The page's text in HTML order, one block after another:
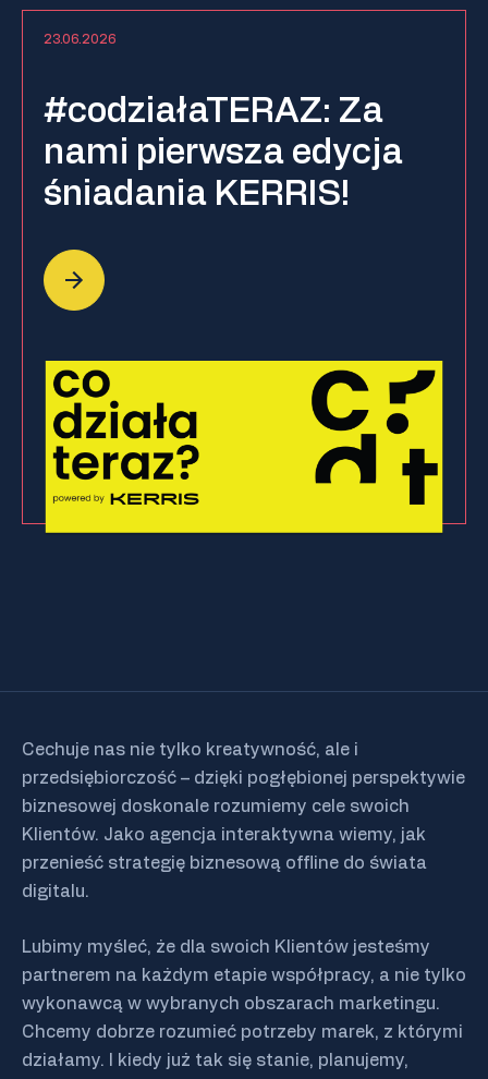
23.06.2026
#codziałaTERAZ: Za
nami pierwsza edycja
śniadania KERRIS!
Cechuje nas nie tylko kreatywność, ale i
przedsiębiorczość – dzięki pogłębionej perspektywie
biznesowej doskonale rozumiemy cele swoich
Klientów. Jako agencja interaktywna wiemy, jak
przenieść strategię biznesową offline do świata
digitalu.
Lubimy myśleć, że dla swoich Klientów jesteśmy
partnerem na każdym etapie współpracy, a nie tylko
wykonawcą w wybranych obszarach marketingu.
Chcemy dobrze rozumieć potrzeby marek, z którymi
działamy. I kiedy już tak się stanie, planujemy,